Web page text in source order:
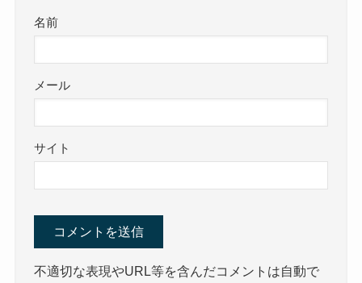
名前
メール
サイト
不適切な表現やURL等を含んだコメントは自動で